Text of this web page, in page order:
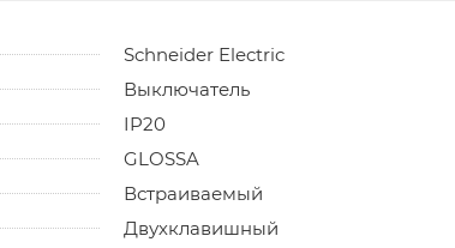
Schneider Electric
Выключатель
IP20
GLOSSA
Встраиваемый
Двухклавишный